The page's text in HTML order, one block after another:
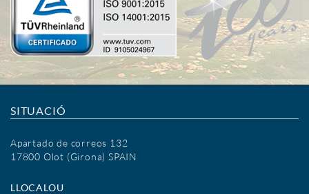
SITUACIÓ
Apartado de correos 132
17800 Olot (Girona) SPAIN
LLOCALOU